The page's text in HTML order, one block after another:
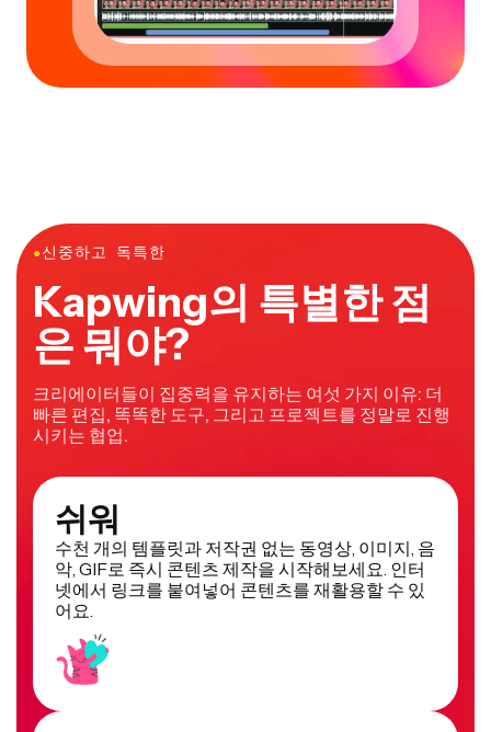
●신중하고 독특한
Kapwing의 특별한 점
은 뭐야?
크리에이터들이 집중력을 유지하는 여섯 가지 이유: 더
빠른 편집, 똑똑한 도구, 그리고 프로젝트를 정말로 진행
시키는 협업.
쉬워
수천 개의 템플릿과 저작권 없는 동영상, 이미지, 음
악, GIF로 즉시 콘텐츠 제작을 시작해보세요. 인터
넷에서 링크를 붙여넣어 콘텐츠를 재활용할 수 있
어요.